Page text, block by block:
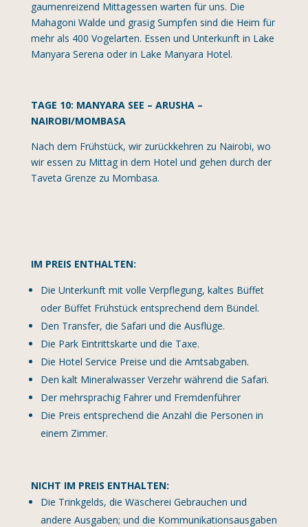
gaumenreizend Mittagessen warten für uns. Die
Mahagoni Walde und grasig Sumpfen sind die Heim für
mehr als 400 Vogelarten. Essen und Unterkunft in Lake
Manyara Serena oder in Lake Manyara Hotel.
TAGE 10: MANYARA SEE – ARUSHA –
NAIROBI/MOMBASA
Nach dem Frühstück, wir zurückkehren zu Nairobi, wo
wir essen zu Mittag in dem Hotel und gehen durch der
Taveta Grenze zu Mombasa.
IM PREIS ENTHALTEN:
Die Unterkunft mit volle Verpflegung, kaltes Büffet
oder Büffet Frühstück entsprechend dem Bündel.
Den Transfer, die Safari und die Ausflüge.
Die Park Eintrittskarte und die Taxe.
Die Hotel Service Preise und die Amtsabgaben.
Den kalt Mineralwasser Verzehr während die Safari.
Der mehrsprachig Fahrer und Fremdenführer
Die Preis entsprechend die Anzahl die Personen in
einem Zimmer.
NICHT IM PREIS ENTHALTEN:
Die Trinkgelds, die Wäscherei Gebrauchen und
andere Ausgaben; und die Kommunikationsausgaben